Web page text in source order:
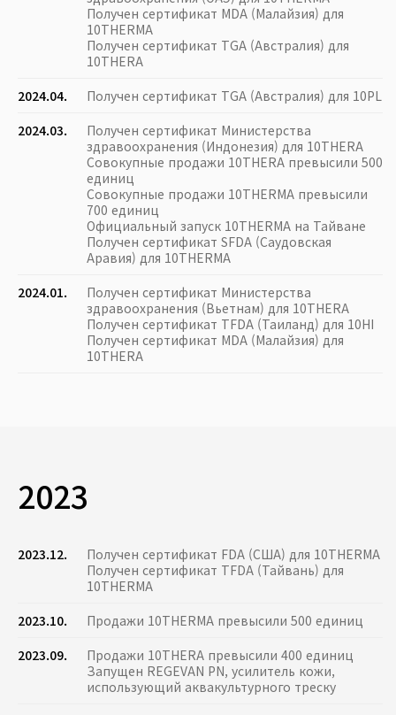
Получен сертификат MDA (Малайзия) для
10THERMA
Получен сертификат TGA (Австралия) для
10THERA
2024.04.
Получен сертификат TGA (Австралия) для 10PL
2024.03.
Получен сертификат Министерства
здравоохранения (Индонезия) для 10THERA
Совокупные продажи 10THERA превысили 500
единиц
Совокупные продажи 10THERMA превысили
700 единиц
Официальный запуск 10THERMA на Тайване
Получен сертификат SFDA (Саудовская
Аравия) для 10THERMA
2024.01.
Получен сертификат Министерства
здравоохранения (Вьетнам) для 10THERA
Получен сертификат TFDA (Таиланд) для 10HI
Получен сертификат MDA (Малайзия) для
10THERA
2023
2023.12.
Получен сертификат FDA (США) для 10THERMA
Получен сертификат TFDA (Тайвань) для
10THERMA
2023.10.
Продажи 10THERMA превысили 500 единиц
2023.09.
Продажи 10THERA превысили 400 единиц
Запущен REGEVAN PN, усилитель кожи,
использующий аквакультурного треску